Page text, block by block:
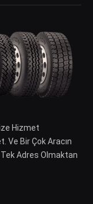
Hizmet
Ve Bir Çok Aracın
Tek Adres Olmaktan